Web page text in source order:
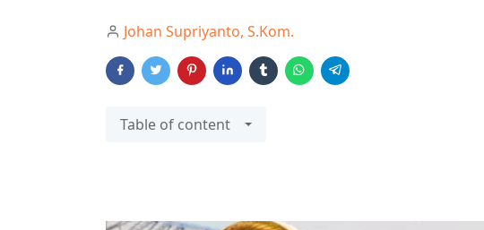
Johan Supriyanto, S.Kom.
Table of content